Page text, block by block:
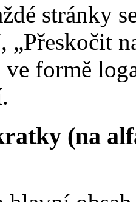
stránky
„Přeskočit
formě
(na